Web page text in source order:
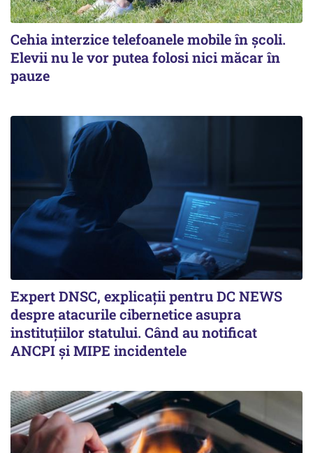
Cehia interzice telefoanele mobile în școli.
Elevii nu le vor putea folosi nici măcar în
pauze
Expert DNSC, explicații pentru DC NEWS
despre atacurile cibernetice asupra
instituțiilor statului. Când au notificat
ANCPI și MIPE incidentele